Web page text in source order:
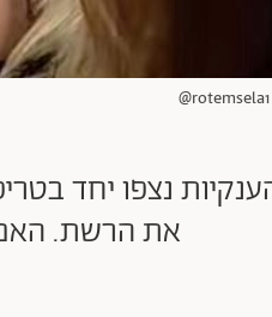
נצפו יחד
את הרשת.